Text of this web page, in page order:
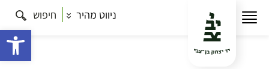
ניווט מהיר חיפוש